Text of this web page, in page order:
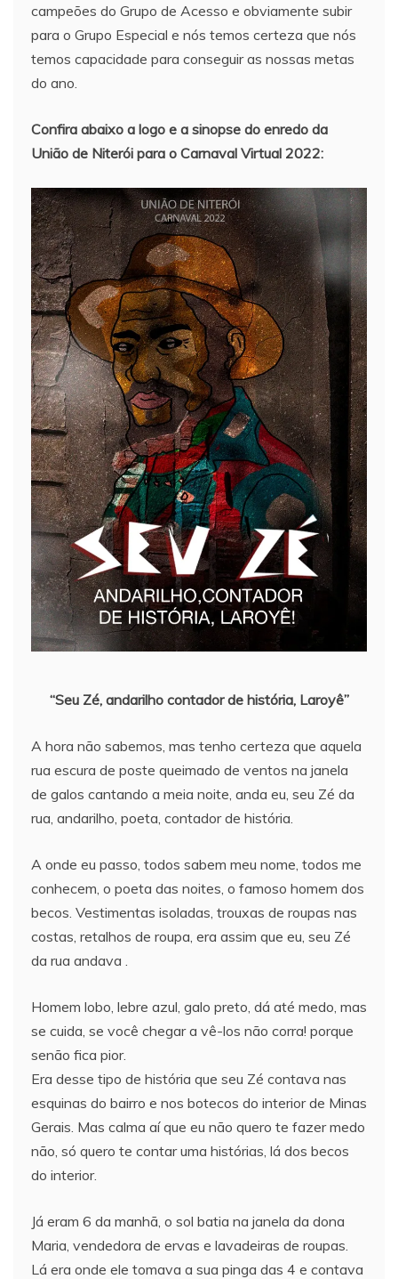
campeões do Grupo de Acesso e obviamente subir
para o Grupo Especial e nós temos certeza que nós
temos capacidade para conseguir as nossas metas
do ano.
Confira abaixo a logo e a sinopse do enredo da
União de Niterói para o Carnaval Virtual 2022:
“Seu Zé, andarilho contador de história, Laroyê”
A hora não sabemos, mas tenho certeza que aquela
rua escura de poste queimado de ventos na janela
de galos cantando a meia noite, anda eu, seu Zé da
rua, andarilho, poeta, contador de história.
A onde eu passo, todos sabem meu nome, todos me
conhecem, o poeta das noites, o famoso homem dos
becos. Vestimentas isoladas, trouxas de roupas nas
costas, retalhos de roupa, era assim que eu, seu Zé
da rua andava .
Homem lobo, lebre azul, galo preto, dá até medo, mas
se cuida, se você chegar a vê-los não corra! porque
senão fica pior.
Era desse tipo de história que seu Zé contava nas
esquinas do bairro e nos botecos do interior de Minas
Gerais. Mas calma aí que eu não quero te fazer medo
não, só quero te contar uma histórias, lá dos becos
do interior.
Já eram 6 da manhã, o sol batia na janela da dona
Maria, vendedora de ervas e lavadeiras de roupas.
Lá era onde ele tomava a sua pinga das 4 e contava